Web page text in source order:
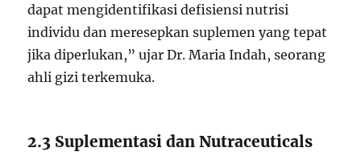
dapat mengidentifikasi defisiensi nutrisi
individu dan meresepkan suplemen yang tepat
jika diperlukan,” ujar Dr. Maria Indah, seorang
ahli gizi terkemuka.
2.3 Suplementasi dan Nutraceuticals